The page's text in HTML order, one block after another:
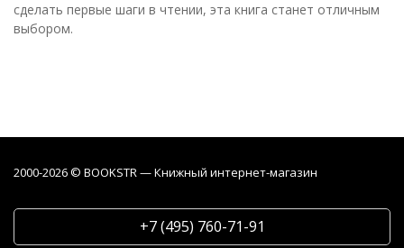
сделать первые шаги в чтении, эта книга станет отличным
выбором.
2000-2026 © BOOKSTR — Книжный интернет-магазин
+7 (495) 760-71-91